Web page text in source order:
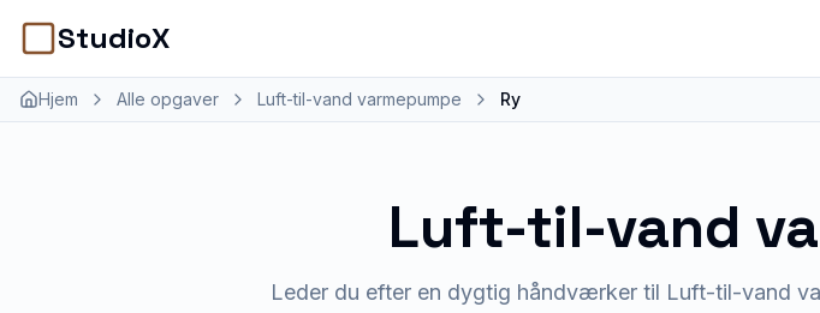
StudioX
Hjem Alle opgaver Luft-til-vand varmepumpe Ry
Luft-til-vand
Leder du efter en dygtig håndværker til Luft-til-vand